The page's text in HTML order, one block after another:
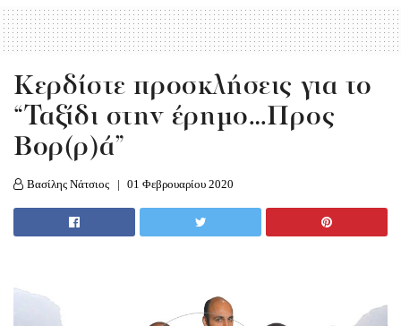
Κερδίστε προσκλήσεις για το
“Ταξίδι στην έρημο…Προς
Βορ(ρ)ά”
Βασίλης Νάτσιος 01 Φεβρουαρίου 2020